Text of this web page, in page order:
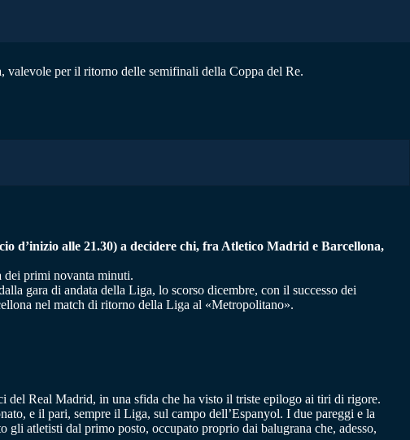
per il ritorno delle semifinali della Coppa del Re.
d’inizio alle 21.30) a decidere chi, fra Atletico Madrid e Barcellona,
dei primi novanta minuti.
gara di andata della Liga, lo scorso dicembre, con il successo dei
nel match di ritorno della Liga al «Metropolitano».
del Real Madrid, in una sfida che ha visto il triste epilogo ai tiri di rigore.
e il pari, sempre il Liga, sul campo dell’Espanyol. I due pareggi e la
atletisti dal primo posto, occupato proprio dai balugrana che, adesso,